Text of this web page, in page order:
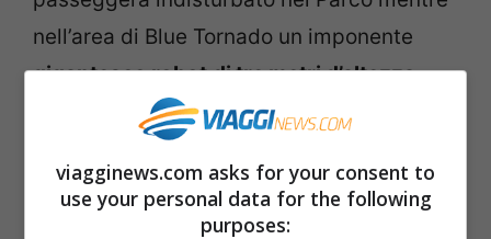
nell’area di Blue Tornado un imponente
gigantesco robot di tre metri d’altezza,
sarà a disposizione di grandi e piccini per
un insolito scatto fotografico. Il Villaggio
West sarà sorvegliato da un attento e
sceriffo. AGardaland Theatre
viagginews.com asks for your consent to
use your personal data for the following
purposes: